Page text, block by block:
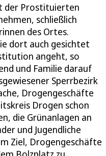
der Prostituierten
schließlich
des Ortes.
dort auch gesichtet
angeht, so
und Familie darauf
Sperrbezirk
Drogengeschäfte
Drogen schon
die Grünanlagen an
und Jugendliche
Ziel, Drogengeschäfte